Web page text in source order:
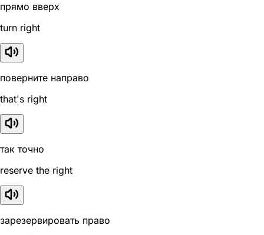
прямо вверх
turn right
поверните направо
that's right
так точно
reserve the right
зарезервировать право